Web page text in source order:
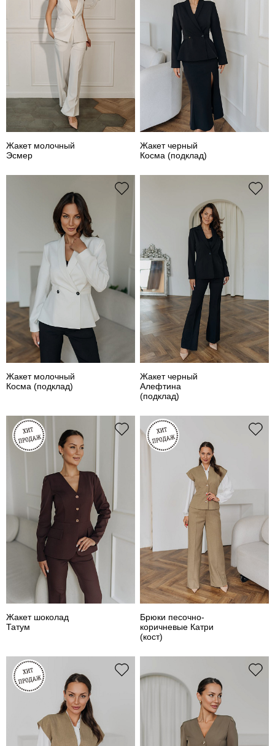
Жакет молочный
Эсмер
Жакет черный
Косма (подклад)
Жакет молочный
Косма (подклад)
Жакет черный
Алефтина
(подклад)
Жакет шоколад
Татум
Брюки песочно-
коричневые Катри
(кост)